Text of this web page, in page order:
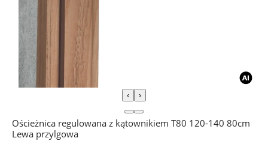
‹ ›
Ościeżnica regulowana z kątownikiem T80 120-140 80cm
Lewa przylgowa